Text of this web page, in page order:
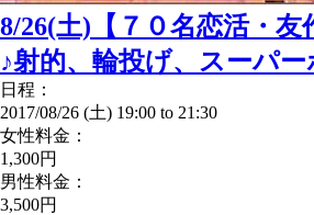
8/26(土)【７０名恋活・
♪射的、輪投げ、スーパ
日程：
2017/08/26 (土) 19:00 to 21:30
女性料金：
1,300円
男性料金：
3,500円